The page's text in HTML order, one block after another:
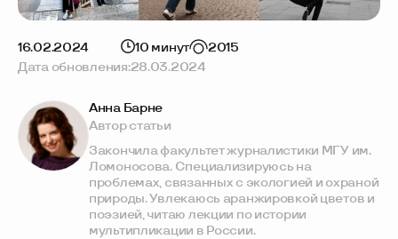
16.02.2024 10 минут
2015
Дата обновления:28.03.2024
Анна Барне
Автор статьи
Закончила факультет журналистики МГУ им.
Ломоносова. Специализируюсь на
проблемах, связанных с экологией и охраной
природы. Увлекаюсь аранжировкой цветов и
поэзией, читаю лекции по истории
мультипликации в России.